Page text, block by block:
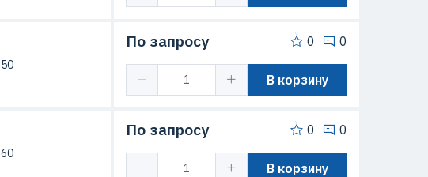
50
По запросу 0 0
В корзину
60
По запросу 0 0
В корзину